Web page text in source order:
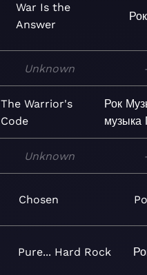
War Is the
Answer
Рок
Unknown
The Warrior's
Code
Рок
музыка
Unknown
Chosen
Pure... Hard Rock